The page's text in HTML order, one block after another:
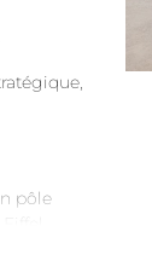
pôle